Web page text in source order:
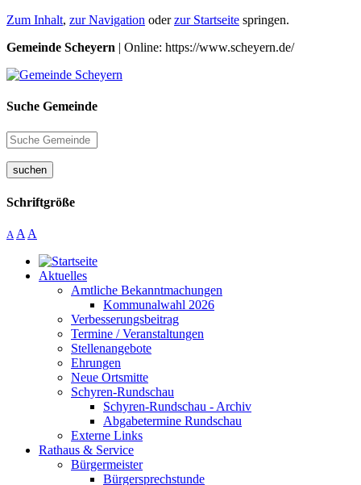
Zum Inhalt, zur Navigation oderzur Startseite springen.
Gemeinde Scheyern | Online: https://www.scheyern.de/
Suche Gemeinde
suchen
Schriftgröße
A A A
Aktuelles
Amtliche Bekanntmachungen
Kommunalwahl 2026
Verbesserungsbeitrag
Termine / Veranstaltungen
Stellenangebote
Ehrungen
Neue Ortsmitte
Schyren-Rundschau
Schyren-Rundschau - Archiv
Abgabetermine Rundschau
Externe Links
Rathaus & Service
Bürgermeister
Bürgersprechstunde